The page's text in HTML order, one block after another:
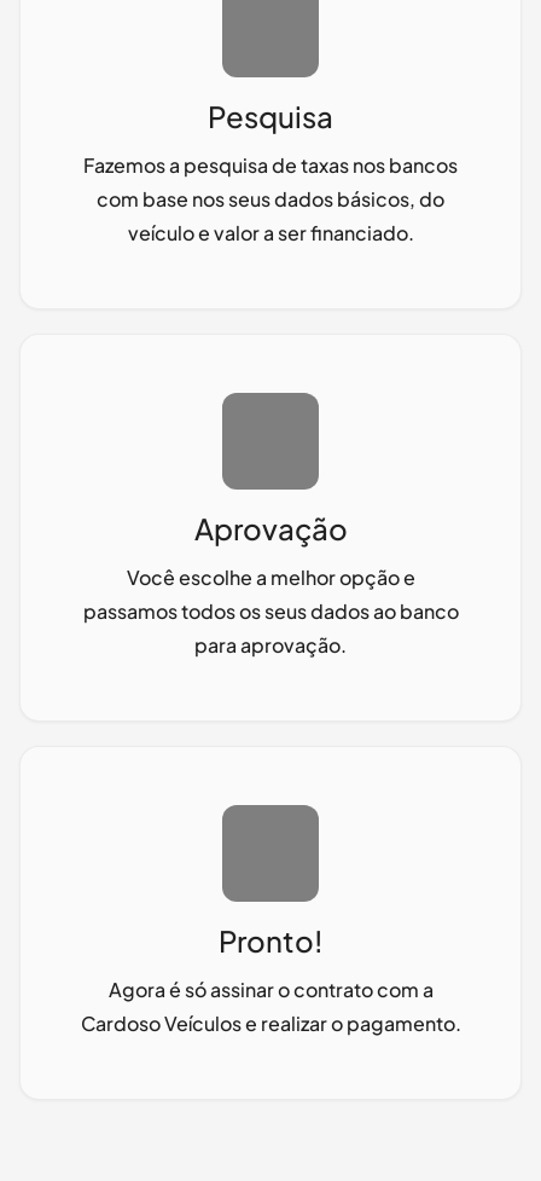
Pesquisa
Fazemos a pesquisa de taxas nos bancos
com base nos seus dados básicos, do
veículo e valor a ser financiado.
Aprovação
Você escolhe a melhor opção e
passamos todos os seus dados ao banco
para aprovação.
Pronto!
Agora é só assinar o contrato com a
Cardoso Veículose realizar o pagamento.